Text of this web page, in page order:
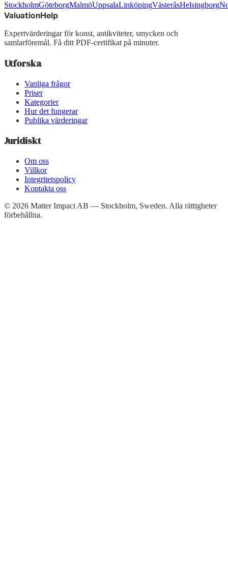
StockholmGöteborgMalmöUppsalaLinköpingVästeråsHelsingborg
ValuationHelp
Expertvärderingar för konst, antikviteter, smycken och
samlarföremål. Få ditt PDF-certifikat på minuter.
Utforska
Vanliga frågor
Priser
Kategorier
Hur det fungerar
Publika värderingar
Juridiskt
Om oss
Villkor
Integritetspolicy
Kontakta oss
© 2026 Matter Impact AB — Stockholm, Sweden. Alla rättigheter
förbehållna.